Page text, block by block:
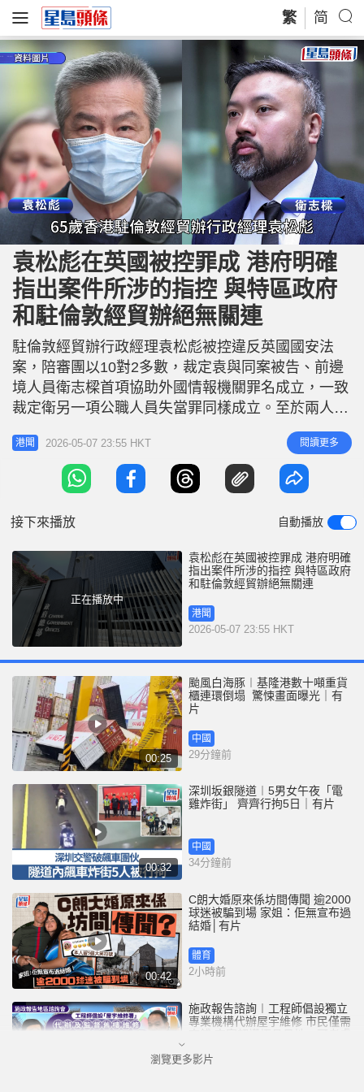
繁 简
U
n
m
u
t
L
o
a
d
e
d
:
3
0
.
6
5
袁松彪在英國被控罪成 港府明確
指出案件所涉的指控 與特區政府
和駐倫敦經貿辦絕無關連
駐倫敦經貿辦行政經理袁松彪被控違反英國國安法
案，陪審團以10對2多數，裁定袁與同案被告、前邊
境人員衛志樑首項協助外國情報機關罪名成立，一致
裁定衛另一項公職人員失當罪同樣成立。至於兩人面
對境外干預罪則無法達成裁決。特區政府發言人強
調，由案件開始至今，特區政府一直明確指出案件所
涉的指控與特區政府和駐倫敦經貿辦絕無關連，亦從
來不是涉案方（party to the case）。我們堅決反對
港聞 2026-05-07 23:55 HKT 閱讀更多
接下來播放 自動播放
正在播放中
袁松彪在英國被控罪成 港府明確
指出案件所涉的指控 與特區政府
和駐倫敦經貿辦絕無關連
港聞
2026-05-07 23:55 HKT
00:25
颱風白海豚︱基隆港數十噸重貨
櫃連環倒塌 驚悚畫面曝光｜有
片
中國
29分鐘前
00:32
深圳坂銀隧道︱5男女午夜「電
雞炸街」 齊齊行拘5日｜有片
中國
34分鐘前
00:42
C朗大婚原來係坊間傳聞 逾2000
球迷被騙到場 家姐：佢無宣布過
結婚│有片
體育
2小時前
施政報告諮詢︱工程師倡設獨立
專業機構代辦屋宇維修 市民僅需
港聞
瀏覽更多影片